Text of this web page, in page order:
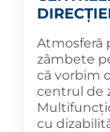
Atmosferă
zâmbete
că vorbim
centrul de
cu